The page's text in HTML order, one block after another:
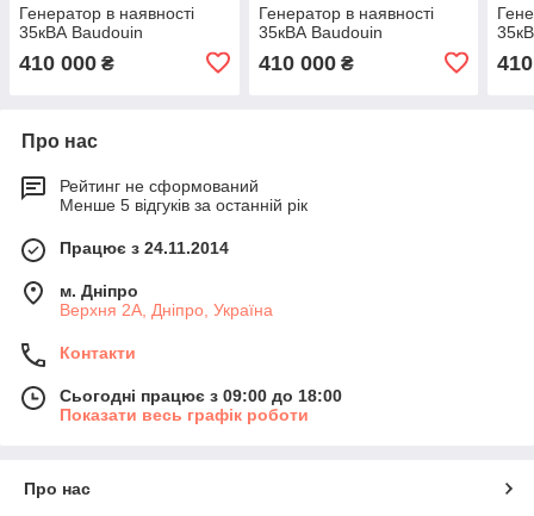
Генератор в наявності
35кВА Baudouin
410 000 ₴
Генератор в наявності
35кВА Baudouin
410 000₴
Про нас
Рейтинг не сформований
Менше 5 відгуків за останній рік
Працює з 24.11.2014
м. Дніпро
Верхня 2А, Дніпро, Україна
Контакти
Сьогодні працює з 09:00 до 18:00
Показати весь графік роботи
Про нас